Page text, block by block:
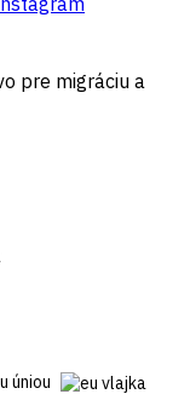
pre migráciu a
úniou